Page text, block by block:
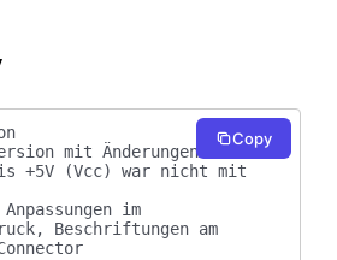
mit Änderungen von Vcc
+5V (Vcc) war nicht mit
im
Beschriftungen am
Copy